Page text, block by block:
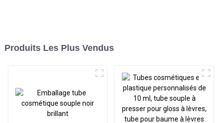
Produits Les Plus Vendus